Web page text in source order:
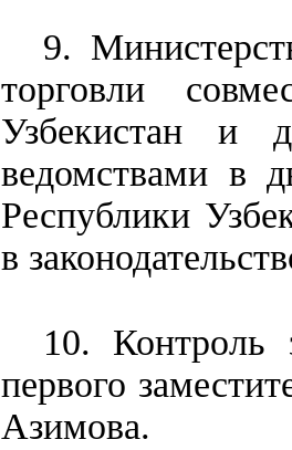
9.
торговли
Узбекистан и
ведомствами в
Республики
в
10. Контроль
первого
Азимова.